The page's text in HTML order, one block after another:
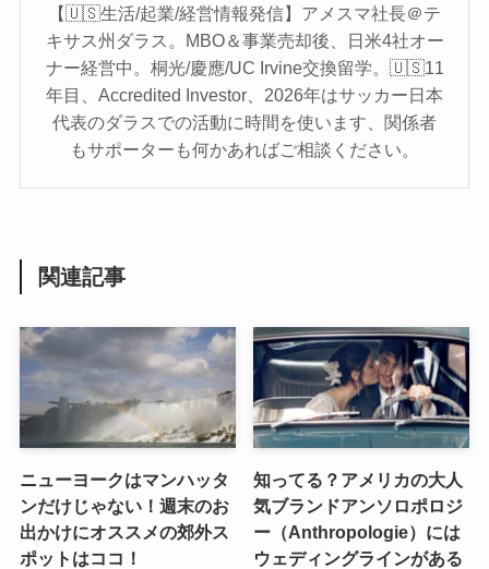
【🇺🇸生活/起業/経営情報発信】アメスマ社長＠テ
キサス州ダラス。MBO＆事業売却後、日米4社オー
ナー経営中。桐光/慶應/UC Irvine交換留学。🇺🇸11
年目、Accredited Investor、2026年はサッカー日本
代表のダラスでの活動に時間を使います、関係者
もサポーターも何かあればご相談ください。
関連記事
ニューヨークはマンハッタ
ンだけじゃない！週末のお
出かけにオススメの郊外ス
ポットはココ！
知ってる？アメリカの大人
気ブランドアンソロポロジ
ー（Anthropologie）には
ウェディングラインがある